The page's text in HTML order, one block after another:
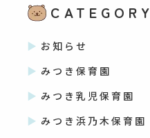
CATEGORY
お知らせ
みつき保育園
みつき乳児保育園
みつき浜乃木保育園